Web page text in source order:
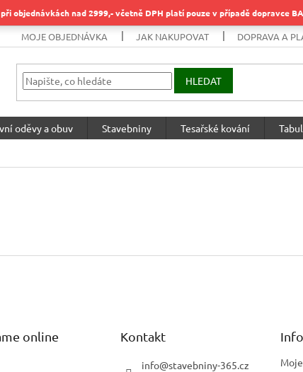
objednávkách nad 2999,- včetně DPH platí pouze v případě dopravce
MOJE OBJEDNÁVKA JAK NAKUPOVAT DOPRAVA A
HLEDAT
oděvy a obuv Stavebniny Tesařské kování
online
Kontakt
info@stavebniny-365.cz